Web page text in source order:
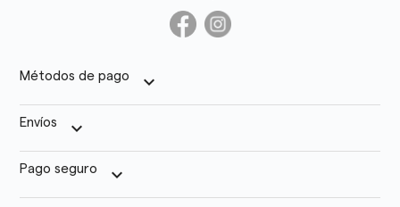
Métodos de pago keyboard_arrow_down
Envíos keyboard_arrow_down
Pago seguro keyboard_arrow_down